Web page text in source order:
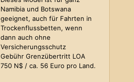
Namibia und Botswana
geeignet, auch für Fahrten in
Trockenflussbetten, wenn
dann auch ohne
Versicherungsschutz
Gebühr Grenzübertritt LOA
750 N$ / ca. 56 Euro pro Land.